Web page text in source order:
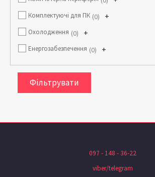
Комплектуючі для ПК +
0
Охолодження +
0
Енергозабезпечення +
0
Фільтрувати
097 - 148 - 36-22
viber/telegram